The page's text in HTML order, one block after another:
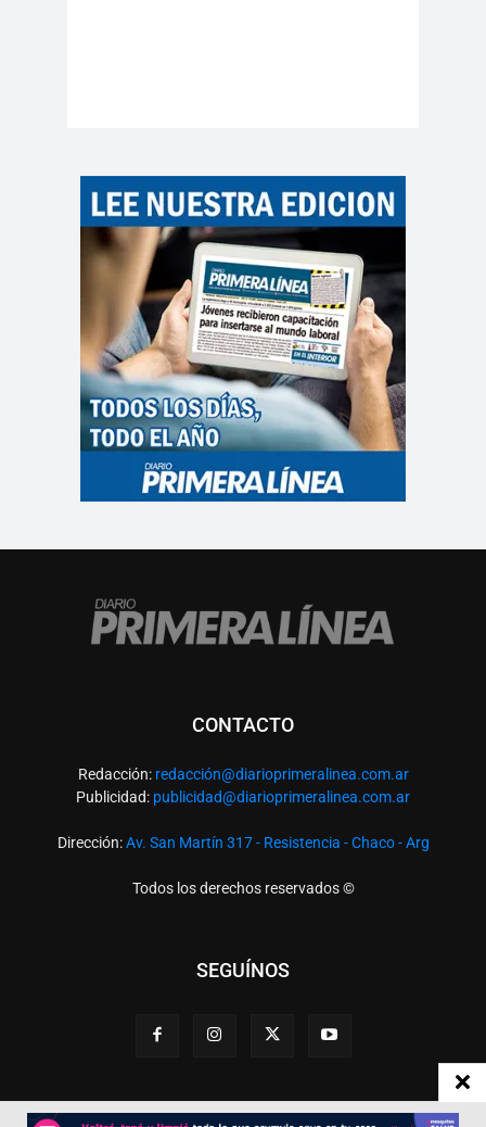
CONTACTO
Redacción: redacción@diarioprimeralinea.com.ar
Publicidad: publicidad@diarioprimeralinea.com.ar
Dirección:Av. San Martín 317 - Resistencia - Chaco - Arg
Todos los derechos reservados ©
SEGUÍNOS